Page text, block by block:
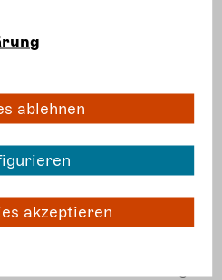
Workshop
Raum –
und Bildungsarbeit
ablehnen
akzeptieren